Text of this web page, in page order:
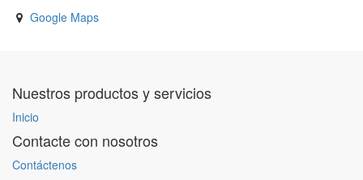
Google Maps
Nuestros productos y servicios
Inicio
Contacte con nosotros
Contáctenos